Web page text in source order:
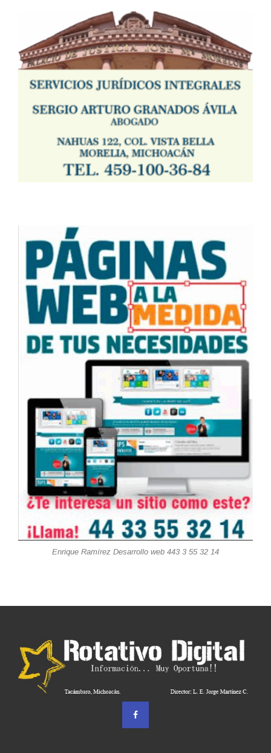
Enrique Ramírez Desarrollo web 443 3 55 32 14